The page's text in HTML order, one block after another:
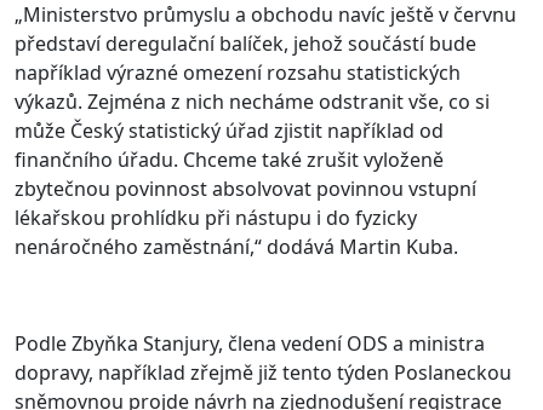
„Ministerstvo průmyslu a obchodu navíc ještě v červnu
představí deregulační balíček, jehož součástí bude
například výrazné omezení rozsahu statistických
výkazů. Zejména z nich necháme odstranit vše, co si
může Český statistický úřad zjistit například od
finančního úřadu. Chceme také zrušit vyloženě
zbytečnou povinnost absolvovat povinnou vstupní
lékařskou prohlídku při nástupu i do fyzicky
nenáročného zaměstnání,“ dodává Martin Kuba.
Podle Zbyňka Stanjury, člena vedení ODS a ministra
dopravy, například zřejmě již tento týden Poslaneckou
sněmovnou projde návrh na zjednodušení registrace